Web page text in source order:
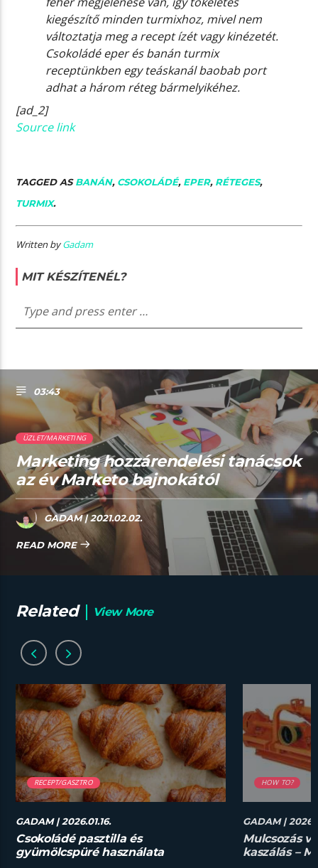
kiegészítő minden turmixhoz, mivel nem
változtatja meg a recept ízét vagy kinézetét.
Csokoládé eper és banán turmix
receptünkben egy teáskanál baobab port
adhat a három réteg bármelyikéhez.
[ad_2]
Source link
TAGGED ASBANÁN, CSOKOLÁDÉ, EPER, RÉTEGES,
TURMIX.
Written byGadam
MIT KÉSZÍTENÉL?
03:43
ÜZLET/MARKETING
Marketing hozzárendelési tanácsok
az év Marketo bajnokától
GADAM| 2021.02.02.
READ MORE
Related View More
RECEPT/GASZTRO
GADAM| 2026.01.16.
Csokoládé pasztilla és
gyümölcspüré használata
HOW TO?
GADAM|
Mulcsozás
kaszálás –